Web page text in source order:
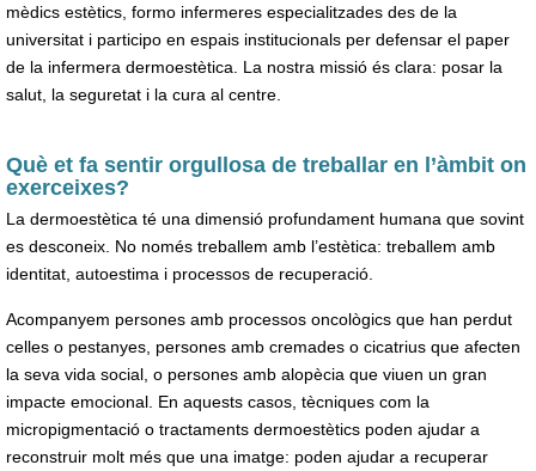
mèdics estètics, formo infermeres especialitzades des de la
universitat i participo en espais institucionals per defensar el paper
de la infermera dermoestètica. La nostra missió és clara: posar la
salut, la seguretat i la cura al centre.
Què et fa sentir orgullosa de treballar en l’àmbit on
exerceixes?
La dermoestètica té una dimensió profundament humana que sovint
es desconeix. No només treballem amb l’estètica: treballem amb
identitat, autoestima i processos de recuperació.
Acompanyem persones amb processos oncològics que han perdut
celles o pestanyes, persones amb cremades o cicatrius que afecten
la seva vida social, o persones amb alopècia que viuen un gran
impacte emocional. En aquests casos, tècniques com la
micropigmentació o tractaments dermoestètics poden ajudar a
reconstruir molt més que una imatge: poden ajudar a recuperar